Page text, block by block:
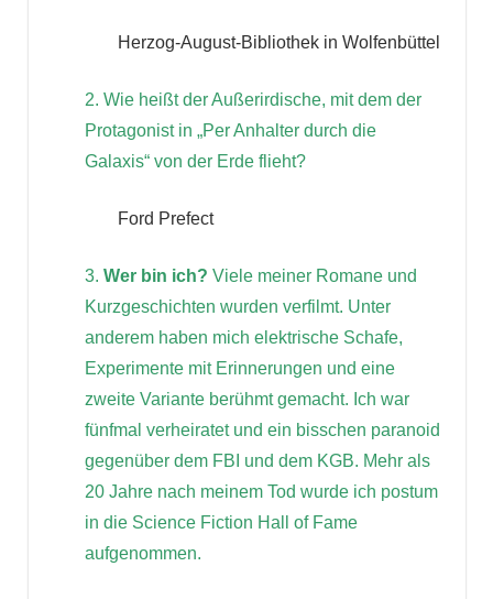
Herzog-August-Bibliothek in Wolfenbüttel
2. Wie heißt der Außerirdische, mit dem der
Protagonist in „Per Anhalter durch die
Galaxis“ von der Erde flieht?
Ford Prefect
3. Wer bin ich? Viele meiner Romane und
Kurzgeschichten wurden verfilmt. Unter
anderem haben mich elektrische Schafe,
Experimente mit Erinnerungen und eine
zweite Variante berühmt gemacht. Ich war
fünfmal verheiratet und ein bisschen paranoid
gegenüber dem FBI und dem KGB. Mehr als
20 Jahre nach meinem Tod wurde ich postum
in die Science Fiction Hall of Fame
aufgenommen.